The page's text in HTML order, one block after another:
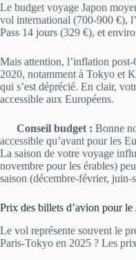
Le budget voyage Japon
vol international (700-900 €),
Pass 14 jours (329 €), et
Mais attention, l’inflation
2020, notamment à Tokyo et
qui s’est déprécié. En clair,
accessible aux Européens.
Conseil budget : Bonne
accessible qu’avant pour les
La saison de votre voyage
novembre pour les érables)
saison (décembre-février,
Prix des billets d’avion pour
Le vol représente souvent le
Paris-Tokyo en 2025 ? Les